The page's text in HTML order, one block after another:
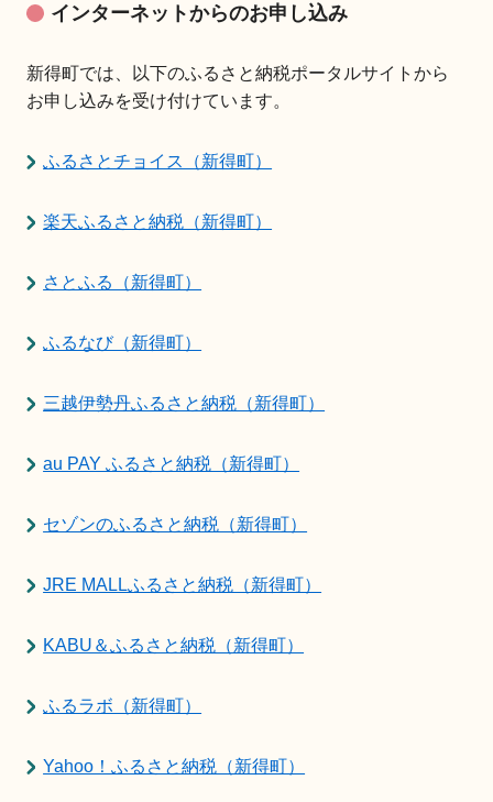
インターネットからのお申し込み
新得町では、以下のふるさと納税ポータルサイトから
お申し込みを受け付けています。
ふるさとチョイス（新得町）
楽天ふるさと納税（新得町）
さとふる（新得町）
ふるなび（新得町）
三越伊勢丹ふるさと納税（新得町）
au PAY ふるさと納税（新得町）
セゾンのふるさと納税（新得町）
JRE MALLふるさと納税（新得町）
KABU＆ふるさと納税（新得町）
ふるラボ（新得町）
Yahoo！ふるさと納税（新得町）